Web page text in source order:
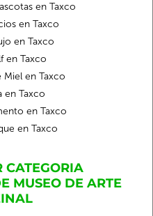
en Taxco
en Taxco
en Taxco
en Taxco
Miel en Taxco
en Taxco
en Taxco
en Taxco
CATEGORIA
MUSEO DE ARTE